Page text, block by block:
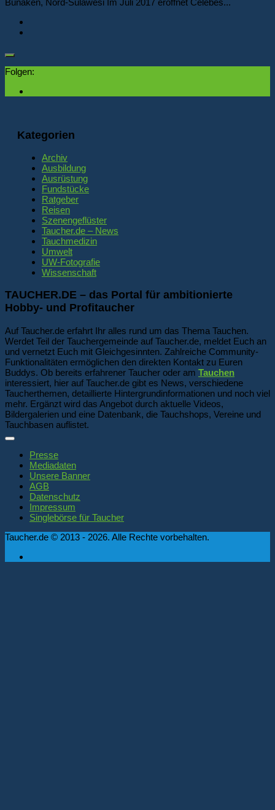
Bunaken, Nord-Sulawesi Im Juli 2017 eröffnet Celebes...
Folgen:
Kategorien
Archiv
Ausbildung
Ausrüstung
Fundstücke
Ratgeber
Reisen
Szenengeflüster
Taucher.de – News
Tauchmedizin
Umwelt
UW-Fotografie
Wissenschaft
TAUCHER.DE – das Portal für ambitionierte
Hobby- und Profitaucher
Auf Taucher.de erfahrt Ihr alles rund um das Thema Tauchen.
Werdet Teil der Tauchergemeinde auf Taucher.de, meldet Euch an
und vernetzt Euch mit Gleichgesinnten. Zahlreiche Community-
Funktionalitäten ermöglichen den direkten Kontakt zu Euren
Buddys. Ob bereits erfahrener Taucher oder am Tauchen
interessiert, hier auf Taucher.de gibt es News, verschiedene
Taucherthemen, detaillierte Hintergrundinformationen und noch viel
mehr. Ergänzt wird das Angebot durch aktuelle Videos,
Bildergalerien und eine Datenbank, die Tauchshops, Vereine und
Tauchbasen auflistet.
Presse
Mediadaten
Unsere Banner
AGB
Datenschutz
Impressum
Singlebörse für Taucher
Taucher.de © 2013 - 2026. Alle Rechte vorbehalten.